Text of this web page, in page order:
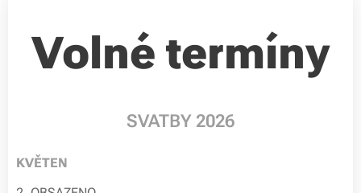
Volné termíny
SVATBY 2026
KVĚTEN